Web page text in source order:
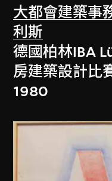
大都會建築事
利斯
德國柏林IBA
房建築設計比
1980